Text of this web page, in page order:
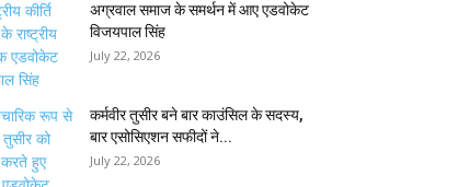
अग्रवाल समाज के समर्थन में आए एडवोकेट
विजयपाल सिंह
July 22, 2026
कर्मवीर तुसीर बने बार काउंसिल के सदस्य,
बार एसोसिएशन सफीदों ने...
July 22, 2026